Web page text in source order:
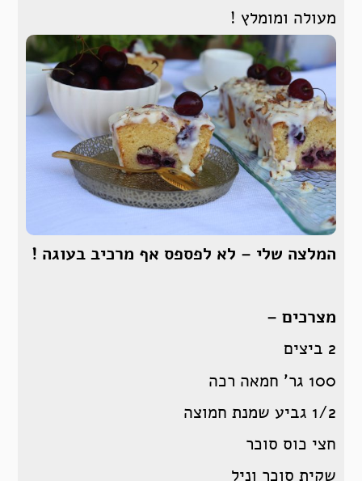
מעולה ומומלץ !
המלצה שלי – לא לפספס אף מרכיב בעוגה !
מצרכים –
2 ביצים
100 גר’ חמאה רכה
1/2 גביע שמנת חמוצה
חצי כוס סוכר
שקית סוכר וניל